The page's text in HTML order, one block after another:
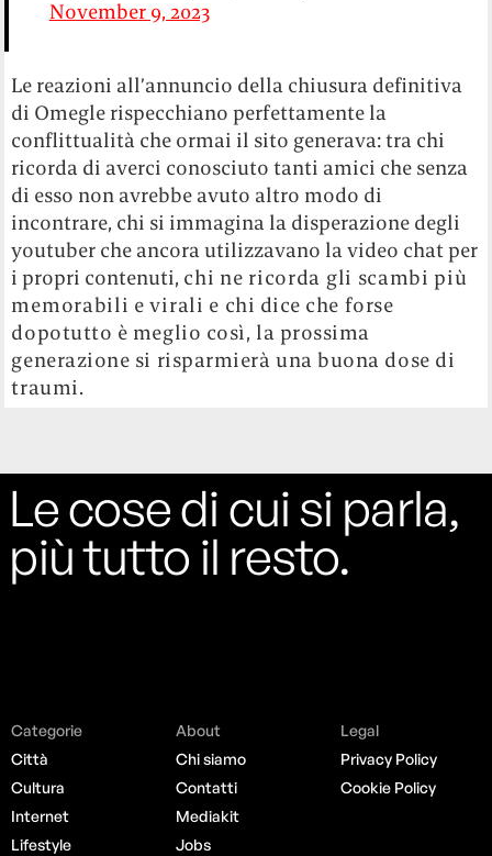
November 9, 2023
Le reazioni all’annuncio della chiusura definitiva
di Omegle rispecchiano perfettamente la
conflittualità che ormai il sito generava: tra chi
ricorda di averci conosciuto tanti amici che senza
di esso non avrebbe avuto altro modo di
incontrare, chi si immagina la disperazione degli
youtuber che ancora utilizzavano la video chat per
i propri contenuti, chi ne ricorda gli scambi più
memorabili e virali e chi dice che forse
dopotutto è meglio così, la prossima
generazione si risparmierà una buona dose di
traumi.
Le cose di cui si parla,
più tutto il resto.
Categorie
Città
Cultura
Internet
Lifestyle
About
Chi siamo
Contatti
Mediakit
Jobs
Legal
Privacy Policy
Cookie Policy